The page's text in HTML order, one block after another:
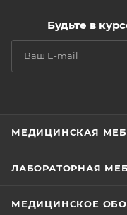
Будьте в
МЕДИЦИНСКАЯ
ЛАБОРАТОРНАЯ
МЕДИЦИНСКОЕ